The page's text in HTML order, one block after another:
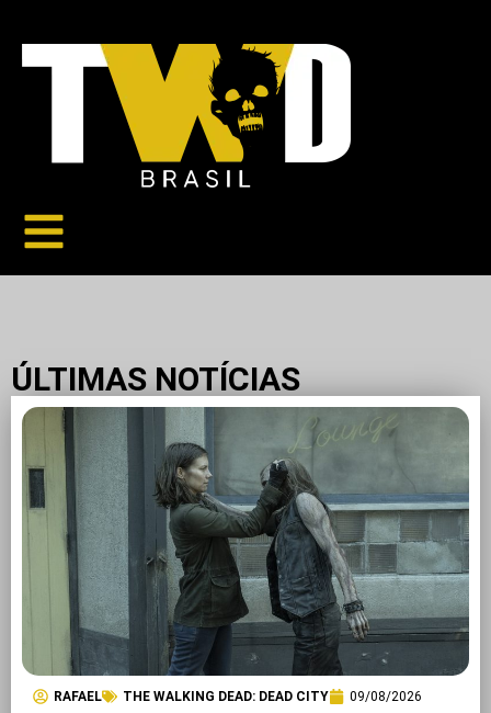
ÚLTIMAS NOTÍCIAS
RAFAEL THE WALKING DEAD: DEAD CITY 09/08/2026